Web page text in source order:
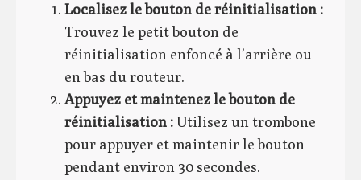
Localisez le bouton de réinitialisation :
Trouvez le petit bouton de
réinitialisation enfoncé à l’arrière ou
en bas du routeur.
Appuyez et maintenez le bouton de
réinitialisation :Utilisez un trombone
pour appuyer et maintenir le bouton
pendant environ 30 secondes.